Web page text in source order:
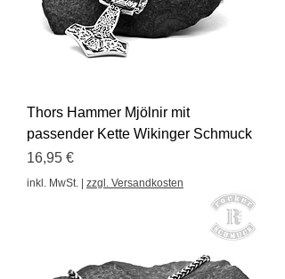
Thors Hammer Mjölnir mit
passender Kette Wikinger Schmuck
Preis
16,95 €
inkl. MwSt. | zzgl. Versandkosten